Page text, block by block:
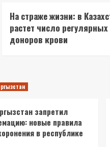
На страже жизни: в
растет число регулярных
доноров крови
запретил
новые правила
в республике